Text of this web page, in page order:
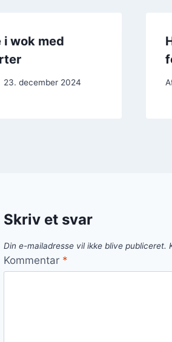
i wok med
23. december 2024
Skriv et svar
Din e-mailadresse vil ikke blive publiceret.
Kommentar *